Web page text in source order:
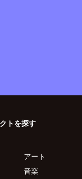
トを探す
アート
音楽